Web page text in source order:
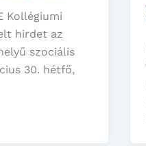
Kollégiumi
hirdet az
szociális
30. hétfő,